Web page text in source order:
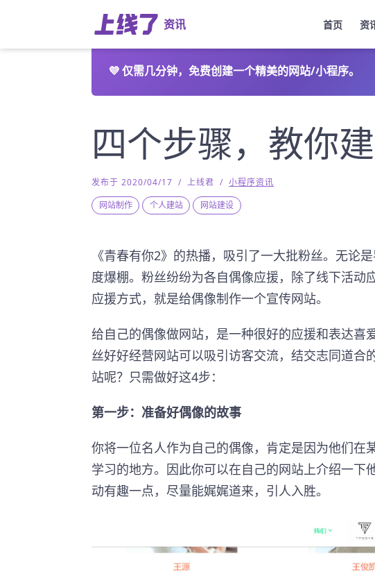
资讯 首页 资
💜仅需几分钟，免费创建一个精美的网站/小程序。
四个步骤，教你
发布于 2020/04/17 / 上线君 / 小程序资讯
网站制作
个人建站 网站建设
《青春有你2》的热播，吸引了一大批粉丝。无论
度爆棚。粉丝纷纷为各自偶像应援，除了线下活
应援方式，就是给偶像制作一个宣传网站。
给自己的偶像做网站，是一种很好的应援和表达
丝好好经营网站可以吸引访客交流，结交志同道
站呢？只需做好这4步：
第一步：准备好偶像的故事
你将一位名人作为自己的偶像，肯定是因为他们
学习的地方。因此你可以在自己的网站上介绍一
动有趣一点，尽量能娓娓道来，引人入胜。